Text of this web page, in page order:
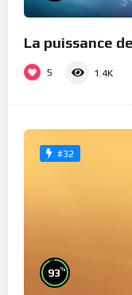
La puissance
5 1.4K
#32
93%